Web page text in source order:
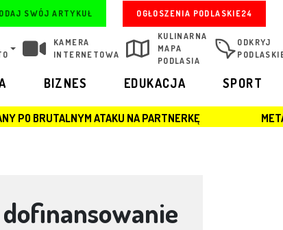
SWÓJ ARTYKUŁ OGŁOSZENIA PODLASKIE24
KAMERA
INTERNETOWA
KULINARNA
MAPA
PODLASIA
ODKRYJ
BIZNES EDUKACJA SPORT
NA PARTNERKĘ METAMORFOZA